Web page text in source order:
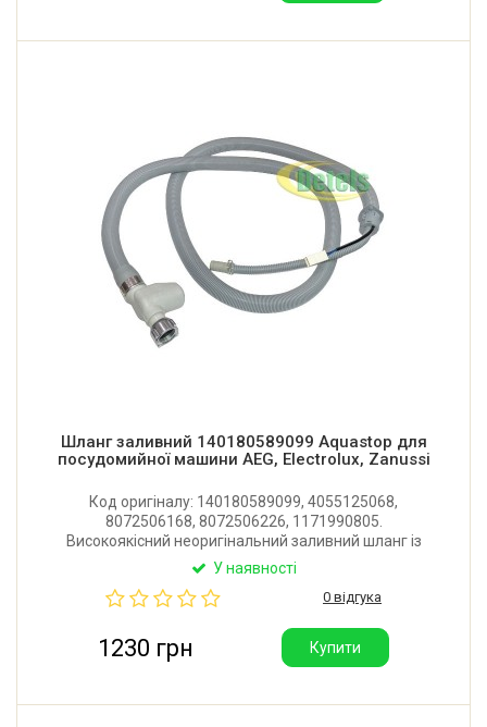
Шланг заливний 140180589099 Aquastop для
посудомийної машини AEG, Electrolux, Zanussi
Код оригіналу: 140180589099, 4055125068,
8072506168, 8072506226, 1171990805.
Високоякісний неоригінальний заливний шланг із
системою Aquastop для посудомийної машини AEG,
Eltek (Італія).
У наявності
0 відгука
1230 грн Купити